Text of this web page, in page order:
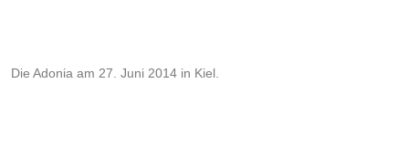
Die Adonia am 27. Juni 2014 in Kiel.